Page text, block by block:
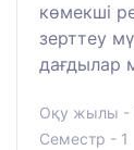
көмекші
зерттеу
дағдылар
Оқу жылы -
Семестр - 1